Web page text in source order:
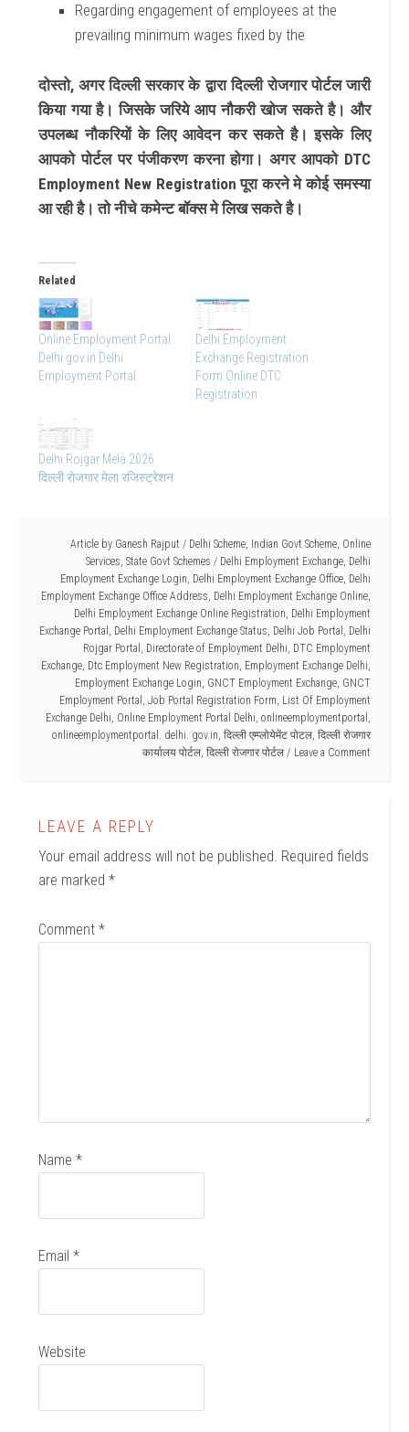
Regarding engagement of employees at the
prevailing minimum wages fixed by the
दोस्तो, अगर दिल्ली सरकार के द्वारा दिल्ली रोजगार पोर्टल जारी
किया गया है। जिसके जरिये आप नौकरी खोज सकते है। और
उपलब्ध नौकरियों के लिए आवेदन कर सकते है। इसके लिए
आपको पोर्टल पर पंजीकरण करना होगा। अगर आपको DTC
Employment New Registration पूरा करने मे कोई समस्या
आ रही है। तो नीचे कमेन्ट बॉक्स मे लिख सकते है।
Related
Online Employment Portal
Delhi gov.in Delhi
Employment Portal
Delhi Employment
Exchange Registration
Form Online DTC
Registration
Delhi Rojgar Mela 2026
दिल्ली रोजगार मेला रजिस्ट्रेशन
Article by Ganesh Rajput / Delhi Scheme, Indian Govt Scheme, Online
Services, State Govt Schemes / Delhi Employment Exchange, Delhi
Employment Exchange Login, Delhi Employment Exchange Office, Delhi
Employment Exchange Office Address, Delhi Employment Exchange Online,
Delhi Employment Exchange Online Registration, Delhi Employment
Exchange Portal , Delhi Employment Exchange Status, Delhi Job Portal , Delhi
Rojgar Portal , Directorate of Employment Delhi, DTC Employment
Exchange, Dtc Employment New Registration, Employment Exchange Delhi,
Employment Exchange Login, GNCT Employment Exchange, GNCT
Employment Portal , Job Portal Registration Form, List Of Employment
Exchange Delhi, Online Employment Portal Delhi, onlineemploymentportal ,
onlineemploymentportal. delhi. gov.in, दिल्ली एम्प्लोयेमेंट पोटल, दिल्ली रोजगार
कार्यालय पोर्टल, दिल्ली रोजगार पोर्टल Leave a Comment
LEAVE A REPLY
Your email address will not be published. Required fields
are marked*
Comment*
Name*
Email*
Website